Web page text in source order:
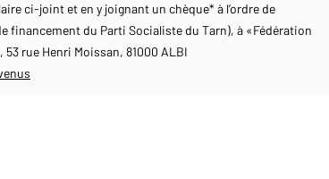
ci-joint et en y joignant un chèque* à l’ordre de
financement du Parti Socialiste du Tarn), à «Fédération
rue Henri Moissan, 81000 ALBI